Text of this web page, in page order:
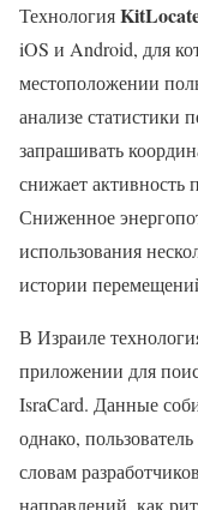
Технология
iOS и Android, для
местоположении
анализе статистики
запрашивать
снижает активность
Сниженное
использования
истории
В Израиле
приложении для
IsraCard. Данные
однако,
словам
направлений, как